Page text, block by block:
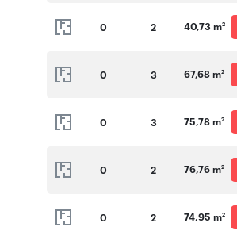
0 2 40,73 m2
0 3 67,68 m2
0 3 75,78 m2
0 2 76,76 m2
0 2 74,95 m2